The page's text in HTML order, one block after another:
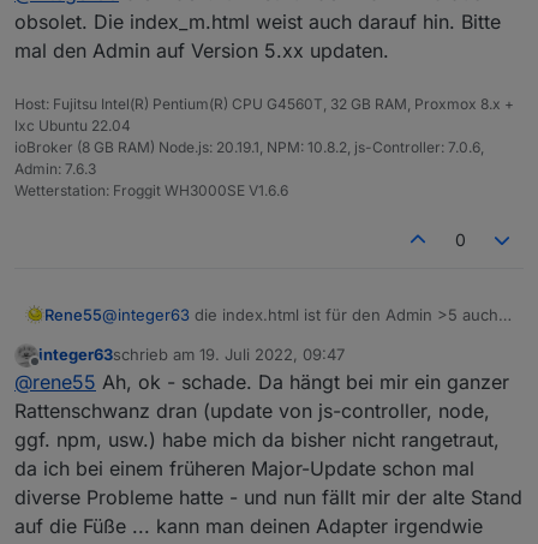
durch. Die Instanz angelegt und die Files mit Upload
Im Log ist mir aufgefallen, dass er eine index_m.html
obsolet. Die index_m.html weist auch darauf hin. Bitte
mal den Admin auf Version 5.xx updaten.
Host: Fujitsu Intel(R) Pentium(R) CPU G4560T, 32 GB RAM, Proxmox 8.x +
lxc Ubuntu 22.04
ioBroker (8 GB RAM) Node.js: 20.19.1, NPM: 10.8.2, js-Controller: 7.0.6,
Admin: 7.6.3
Wetterstation: Froggit WH3000SE V1.6.6
0
Rene55@integer63 die index.html ist für den Admin >5 auch
mal den Admin auf Version 5.xx updaten.
Offline
integer63schrieb am 19. Juli 2022, 09:47
zuletzt editiert von
@rene55 Ah, ok - schade. Da hängt bei mir ein ganzer
Rattenschwanz dran (update von js-controller, node,
ggf. npm, usw.) habe mich da bisher nicht rangetraut,
da ich bei einem früheren Major-Update schon mal
diverse Probleme hatte - und nun fällt mir der alte Stand
auf die Füße ... kann man deinen Adapter irgendwie